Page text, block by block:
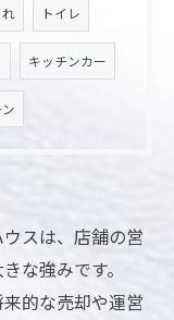
トイレ
キッチンカー
スは、店舗の営
な強みです。
的な売却や運営